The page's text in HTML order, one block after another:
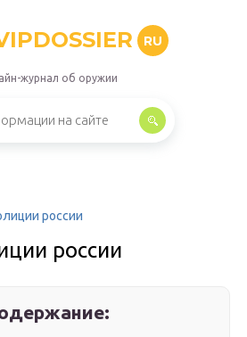
RU
журнал об оружии
россии
россии